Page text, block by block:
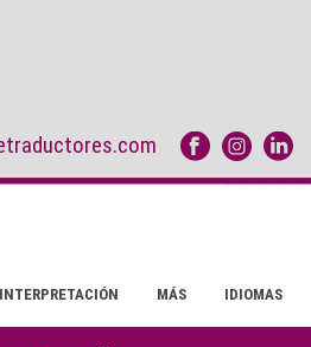
INTERPRETACIÓN MÁS IDIOMAS